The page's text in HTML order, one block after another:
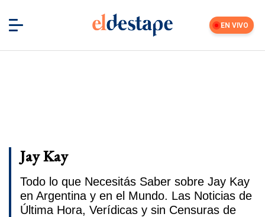
EN VIVO
Jay Kay
Todo lo que Necesitás Saber sobre Jay Kay
en Argentina y en el Mundo. Las Noticias de
Última Hora, Verídicas y sin Censuras de